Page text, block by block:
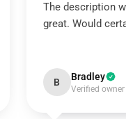
The description
great. Would
B Bradley
Verified owner